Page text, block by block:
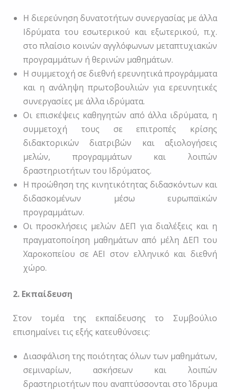
Η διερεύνηση δυνατοτήτων συνεργασίας με άλλα
Ιδρύματα του εσωτερικού και εξωτερικού, π.χ.
στο πλαίσιο κοινών αγγλόφωνων μεταπτυχιακών
προγραμμάτων ή θερινών μαθημάτων.
Η συμμετοχή σε διεθνή ερευνητικά προγράμματα
και η ανάληψη πρωτοβουλιών για ερευνητικές
συνεργασίες με άλλα ιδρύματα.
Οι επισκέψεις καθηγητών από άλλα ιδρύματα, η
συμμετοχή τους σε επιτροπές κρίσης
διδακτορικών διατριβών και αξιολογήσεις
μελών, προγραμμάτων και λοιπών
δραστηριοτήτων του Ιδρύματος.
Η προώθηση της κινητικότητας διδασκόντων και
διδασκομένων μέσω ευρωπαϊκών
προγραμμάτων.
Οι προσκλήσεις μελών ΔΕΠ για διαλέξεις και η
πραγματοποίηση μαθημάτων από μέλη ΔΕΠ του
Χαροκοπείου σε ΑΕΙ στον ελληνικό και διεθνή
χώρο.
2. Εκπαίδευση
Στον τομέα της εκπαίδευσης το Συμβούλιο
επισημαίνει τις εξής κατευθύνσεις:
Διασφάλιση της ποιότητας όλων των μαθημάτων,
σεμιναρίων, ασκήσεων και λοιπών
δραστηριοτήτων που αναπτύσσονται στο Ίδρυμα